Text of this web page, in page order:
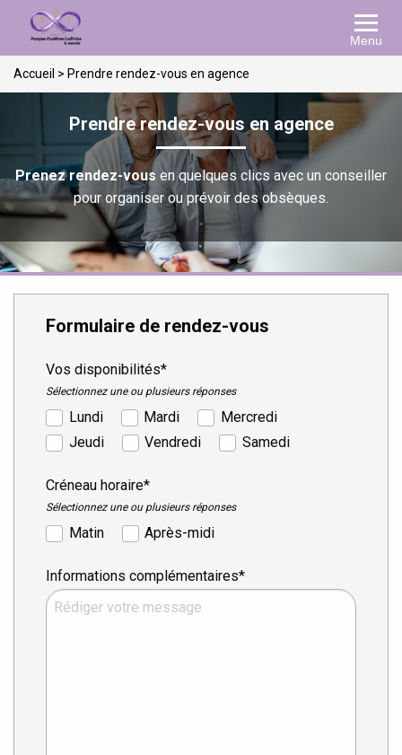
Menu
Accueil > Prendre rendez-vous en agence
Prendre rendez-vous en agence
Prenez rendez-vous en quelques clics avec un conseiller
pour organiser ou prévoir des obsèques.
Formulaire de rendez-vous
Vos disponibilités*
Sélectionnez une ou plusieurs réponses
Lundi Mardi
Mercredi
Jeudi
Vendredi Samedi
Créneau horaire*
Sélectionnez une ou plusieurs réponses
Matin Après-midi
Informations complémentaires*